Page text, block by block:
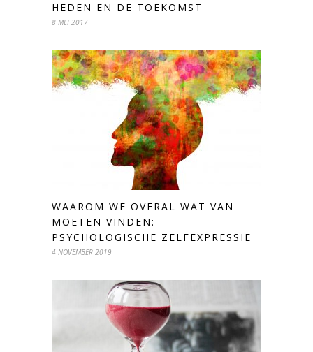
HEDEN EN DE TOEKOMST
8 MEI 2017
WAAROM WE OVERAL WAT VAN
MOETEN VINDEN:
PSYCHOLOGISCHE ZELFEXPRESSIE
4 NOVEMBER 2019